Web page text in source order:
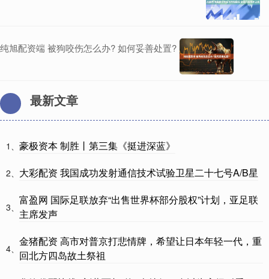
纯旭配资端 被狗咬伤怎么办? 如何妥善处置?
最新文章
1、 豪极资本 制胜丨第三集《挺进深蓝》
2、 大彩配资 我国成功发射通信技术试验卫星二十七号A/B星
3、
富盈网 国际足联放弃“出售世界杯部分股权”计划，亚足联
主席发声
4、
金猪配资 高市对普京打悲情牌，希望让日本年轻一代，重
回北方四岛故土祭祖